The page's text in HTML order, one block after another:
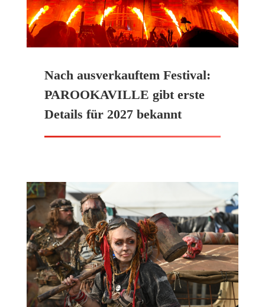
Nach ausverkauftem Festival:
PAROOKAVILLE gibt erste
Details für 2027 bekannt